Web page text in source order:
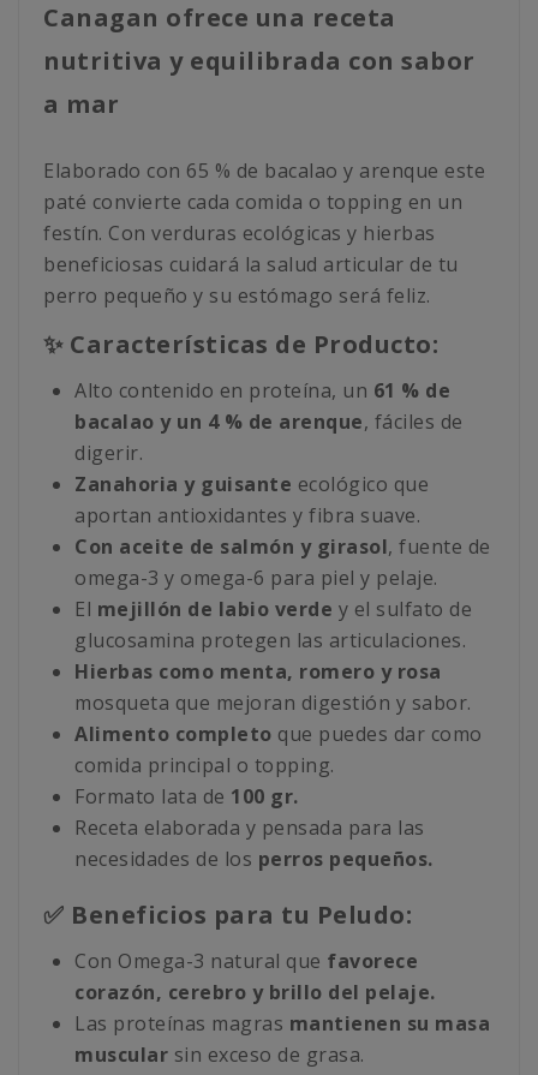
Canagan ofrece una receta
nutritiva y equilibrada con sabor
a mar
Elaborado con 65 % de bacalao y arenque este
paté convierte cada comida o topping en un
festín. Con verduras ecológicas y hierbas
beneficiosas cuidará la salud articular de tu
perro pequeño y su estómago será feliz.
✨ Características de Producto:
Alto contenido en proteína, un 61 % de
bacalao y un 4 % de arenque, fáciles de
digerir.
Zanahoria y guisante ecológico que
aportan antioxidantes y fibra suave.
Con aceite de salmón y girasol, fuente de
omega-3 y omega-6 para piel y pelaje.
El mejillón de labio verde y el sulfato de
glucosamina protegen las articulaciones.
Hierbas como menta, romero y rosa
mosqueta que mejoran digestión y sabor.
Alimento completo que puedes dar como
comida principal o topping.
Formato lata de 100 gr.
Receta elaborada y pensada para las
necesidades de los perros pequeños.
✅ Beneficios para tu Peludo:
Con Omega-3 natural que favorece
corazón, cerebro y brillo del pelaje.
Las proteínas magras mantienen su masa
muscular sin exceso de grasa.